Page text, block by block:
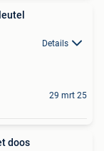
Details
29 mrt 25
doos